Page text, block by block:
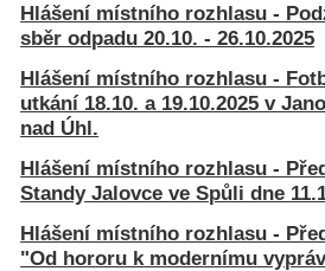
Hlášení místního rozhlasu -
sběr odpadu 20.10. - 26.10.2025
Hlášení místního rozhlasu -
utkání 18.10. a 19.10.2025 v
nad Úhl.
Hlášení místního rozhlasu -
Standy Jalovce ve Spůli dne
Hlášení místního rozhlasu -
"Od hororu k modernímu